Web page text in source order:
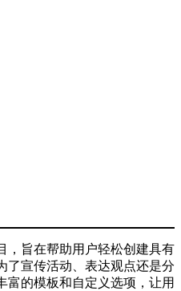
，旨在帮助用户轻松创建具有
了宣传活动、表达观点还是分
富的模板和自定义选项，让用